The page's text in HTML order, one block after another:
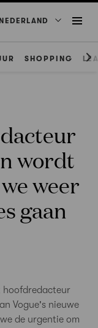
NEDERLAND
SHOPPING
wordt
weer
gaan
hoofdredacteur
Vogue's nieuwe
de urgentie om